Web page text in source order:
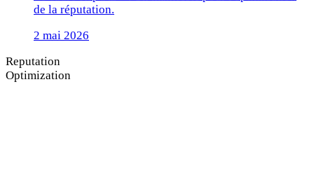
de la réputation.
2 mai 2026
Reputation
Optimization